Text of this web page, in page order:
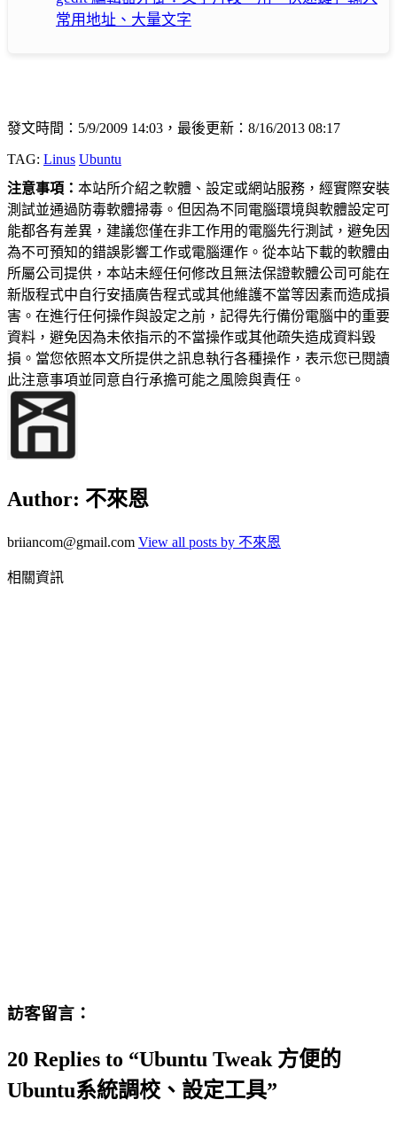
常用地址、大量文字
發文時間：5/9/2009 14:03，最後更新：8/16/2013 08:17
TAG: Linus Ubuntu
注意事項： 本站所介紹之軟體、設定或網站服務，經實際安裝
測試並通過防毒軟體掃毒。但因為不同電腦環境與軟體設定可
能都各有差異，建議您僅在非工作用的電腦先行測試，避免因
為不可預知的錯誤影響工作或電腦運作。從本站下載的軟體由
所屬公司提供，本站未經任何修改且無法保證軟體公司可能在
新版程式中自行安插廣告程式或其他維護不當等因素而造成損
害。在進行任何操作與設定之前，記得先行備份電腦中的重要
資料，避免因為未依指示的不當操作或其他疏失造成資料毀
損。當您依照本文所提供之訊息執行各種操作，表示您已閱讀
此注意事項並同意自行承擔可能之風險與責任。
Author: 不來恩
briiancom@gmail.com View all posts by 不來恩
相關資訊
訪客留言：
20 Replies to “Ubuntu Tweak 方便的
Ubuntu系統調校、設定工具”